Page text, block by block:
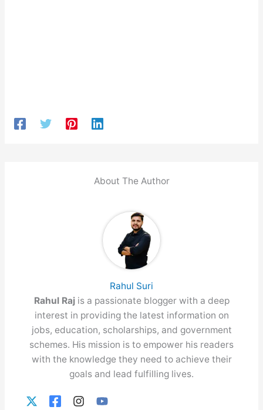
About The Author
Rahul Suri
Rahul Raj is a passionate blogger with a deep
interest in providing the latest information on
jobs, education, scholarships, and government
schemes. His mission is to empower his readers
with the knowledge they need to achieve their
goals and lead fulfilling lives.